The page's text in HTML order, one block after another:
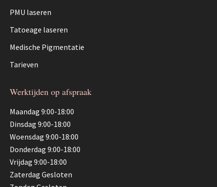
PMU laseren
Tatoeage laseren
Medische Pigmentatie
Tarieven
Werktijden op afspraak
Maandag 9:00-18:00
Dinsdag 9:00-18:00
Woensdag 9:00-18:00
Donderdag 9:00-18:00
Vrijdag 9:00-18:00
Zaterdag Gesloten